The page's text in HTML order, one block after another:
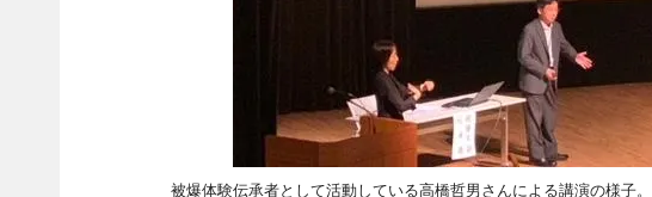
被爆体験伝承者として活動している高橋哲男さんによる講演の様子。